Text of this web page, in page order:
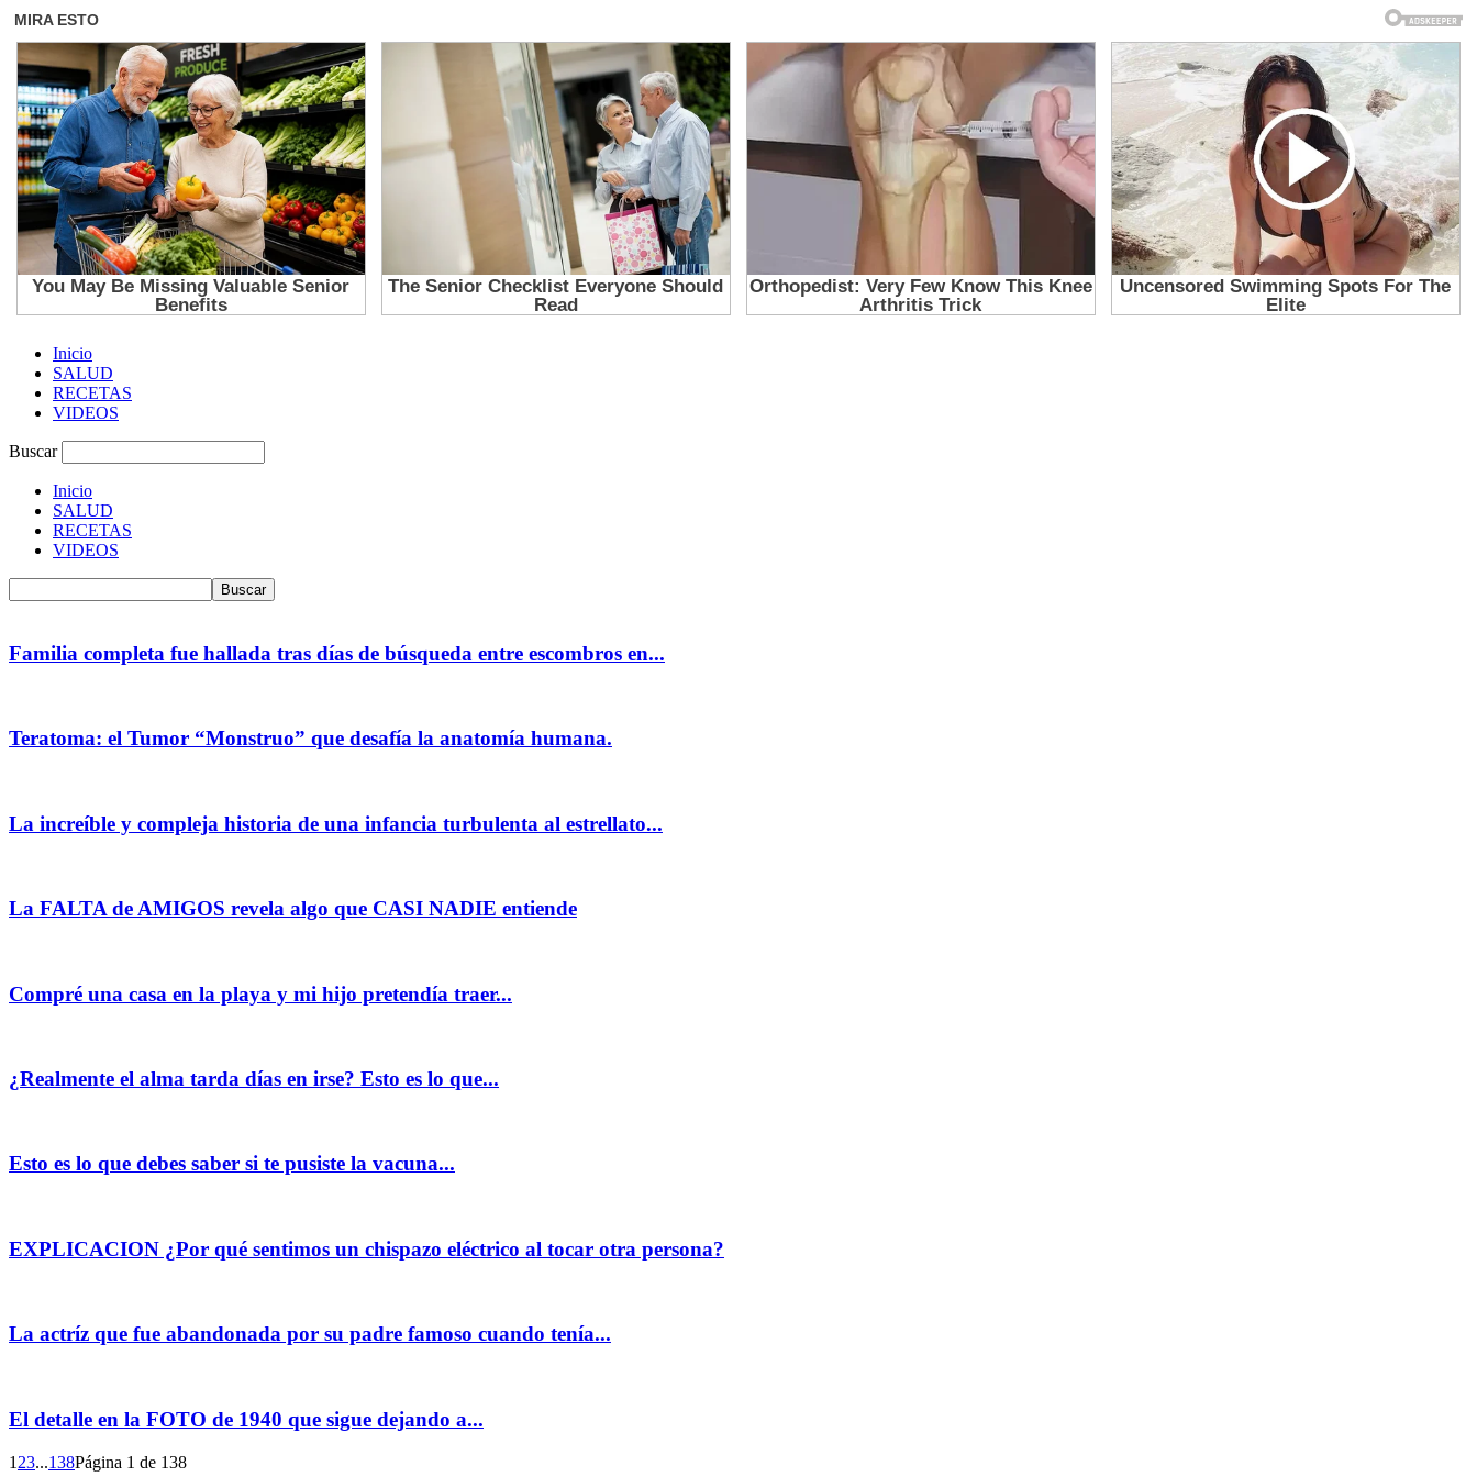
Inicio
SALUD
RECETAS
VIDEOS
Buscar
Inicio
SALUD
RECETAS
VIDEOS
Familia completa fue hallada tras días de búsqueda entre escombros en...
Teratoma: el Tumor “Monstruo” que desafía la anatomía humana.
La increíble y compleja historia de una infancia turbulenta al estrellato...
La FALTA de AMIGOS revela algo que CASI NADIE entiende
Compré una casa en la playa y mi hijo pretendía traer...
¿Realmente el alma tarda días en irse? Esto es lo que...
Esto es lo que debes saber si te pusiste la vacuna...
EXPLICACION ¿Por qué sentimos un chispazo eléctrico al tocar otra persona?
La actríz que fue abandonada por su padre famoso cuando tenía...
El detalle en la FOTO de 1940 que sigue dejando a...
1 23...138Página 1 de 138